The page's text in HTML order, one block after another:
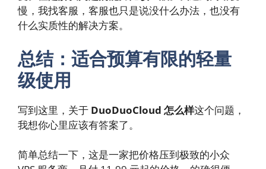
慢，我找客服，客服也只是说没什么办法，也没有
什么实质性的解决方案。
总结：适合预算有限的轻量
级使用
写到这里，关于 DuoDuoCloud 怎么样这个问题，
我想你心里应该有答案了。
简单总结一下，这是一家把价格压到极致的小众